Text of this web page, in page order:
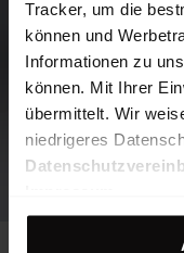
Tracker, um die
können und
Informationen zu
können. Mit Ihrer
übermittelt. Wir
niedrigeres